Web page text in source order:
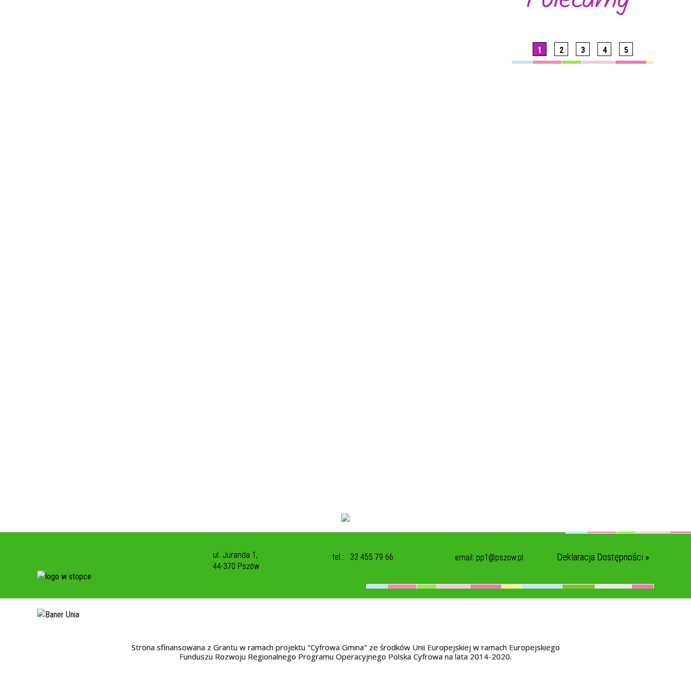
1 2 3 4 5
ul. Juranda 1,
44-370 Pszów
tel.: 32 455 79 66 email: pp1@pszow.pl Deklaracja Dostępności »
Strona sfinansowana z Grantu w ramach projektu "Cyfrowa Gmina" ze środków Unii Europejskiej w ramach Europejskiego
Funduszu Rozwoju Regionalnego Programu Operacyjnego Polska Cyfrowa na lata 2014-2020.